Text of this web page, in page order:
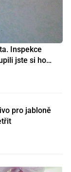
Inspekce
jste si ho
pro jabloně